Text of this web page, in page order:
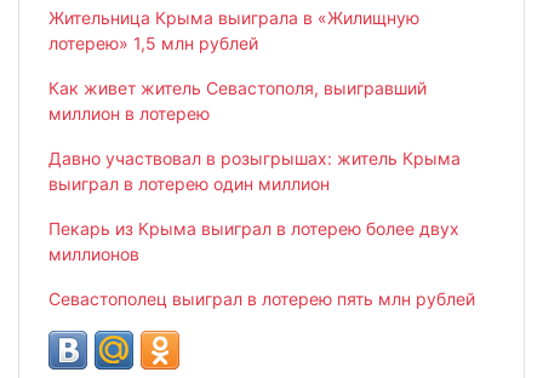
Жительница Крыма выиграла в «Жилищную
лотерею» 1,5 млн рублей
Как живет житель Севастополя, выигравший
миллион в лотерею
Давно участвовал в розыгрышах: житель Крыма
выиграл в лотерею один миллион
Пекарь из Крыма выиграл в лотерею более двух
миллионов
Севастополец выиграл в лотерею пять млн рублей